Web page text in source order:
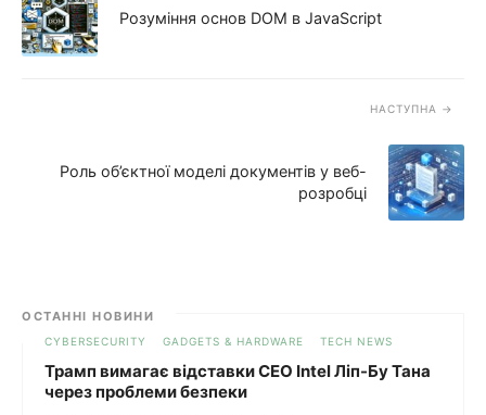
Розуміння основ DOM в JavaScript
НАСТУПНА
Роль об’єктної моделі документів у веб-
розробці
ОСТАННІ НОВИНИ
CYBERSECURITY GADGETS & HARDWARE TECH NEWS
Трамп вимагає відставки CEO Intel Ліп-Бу Тана
через проблеми безпеки